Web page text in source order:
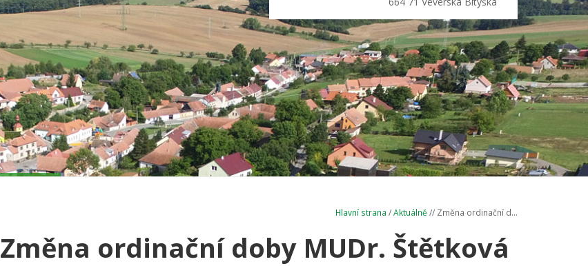
Hlavní strana /Aktuálně // Změna ordinační d...
Změna ordinační doby MUDr. Štětková